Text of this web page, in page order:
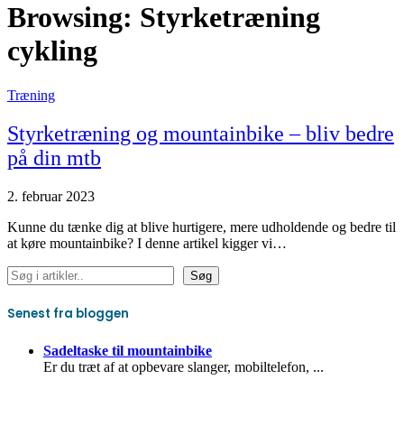
Browsing: Styrketræning
cykling
Træning
Styrketræning og mountainbike – bliv bedre
på din mtb
2. februar 2023
Kunne du tænke dig at blive hurtigere, mere udholdende og bedre til
at køre mountainbike? I denne artikel kigger vi…
Søg
Søg
Senest fra bloggen
Sadeltaske til mountainbike
Er du træt af at opbevare slanger, mobiltelefon, ...